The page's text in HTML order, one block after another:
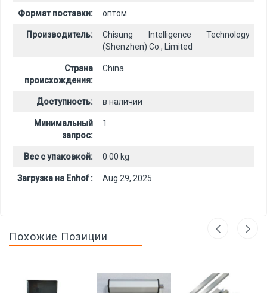
Формат поставки: оптом
Производитель:
Chisung Intelligence Technology
(Shenzhen) Co., Limited
Страна
происхождения:
China
Доступность: в наличии
Минимальный
запрос:
1
Вес с упаковкой: 0.00 kg
Загрузка на Enhof : Aug 29, 2025
Похожие Позиции